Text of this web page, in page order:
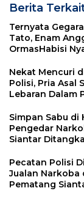
Berita
Ternyata
Tato, Enam
OrmasHabisi
Nekat Mencuri
Polisi, Pria Asal
Lebaran Dalam
Simpan Sabu di
Pengedar
Siantar
Pecatan Polisi
Jualan Narkoba
Pematang